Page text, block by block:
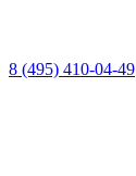
8 (495) 410-04-49